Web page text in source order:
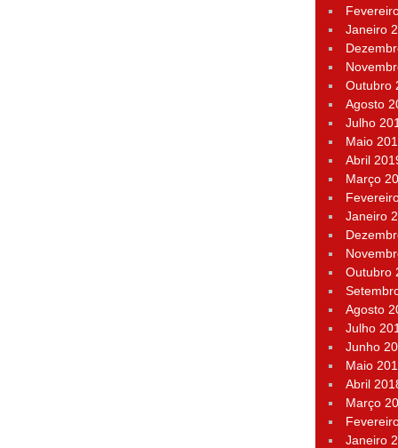
Janeiro
Outubro
Agosto
Julho
Maio
Abril
Março
Janeiro
Outubro
Agosto
Julho
Junho
Maio
Abril
Março
Janeiro